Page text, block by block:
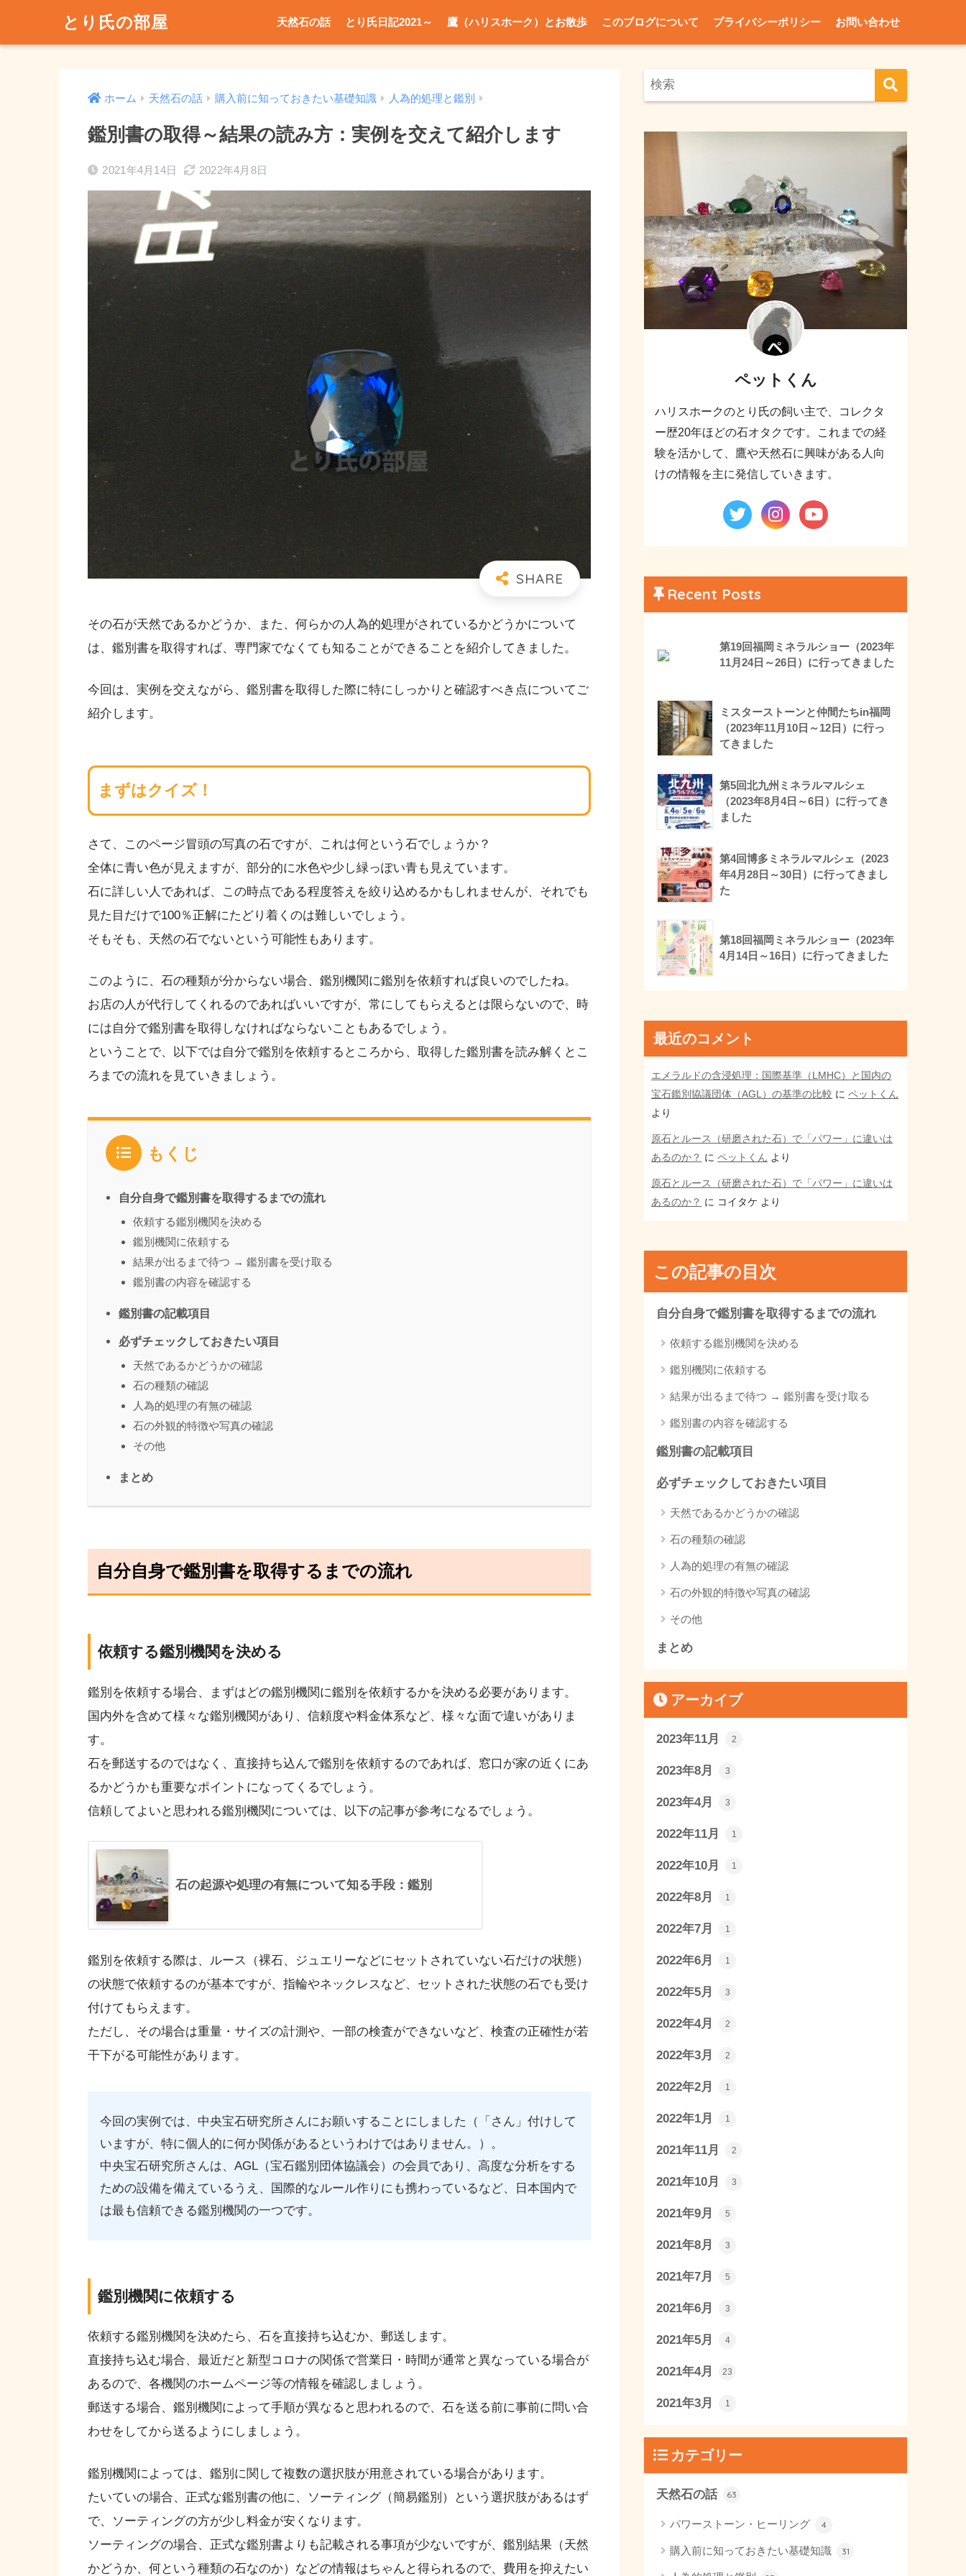
とり氏の部屋 天然石の話 とり氏日記2021～ 鷹（ハリスホーク）とお散歩 このブログについて プライバシーポリシー お問い合わせ
ホーム 天然石の話 購入前に知っておきたい基礎知識 人為的処理と鑑別
鑑別書の取得～結果の読み方：実例を交えて紹介します
2021年4月14日 2022年4月8日
その石が天然であるかどうか、また、何らかの人為的処理がされているかどうかについて
は、鑑別書を取得すれば、専門家でなくても知ることができることを紹介してきました。
今回は、実例を交えながら、鑑別書を取得した際に特にしっかりと確認すべき点についてご
紹介します。
まずはクイズ！
さて、このページ冒頭の写真の石ですが、これは何という石でしょうか？
全体に青い色が見えますが、部分的に水色や少し緑っぽい青も見えています。
石に詳しい人であれば、この時点である程度答えを絞り込めるかもしれませんが、それでも
見た目だけで100％正解にたどり着くのは難しいでしょう。
そもそも、天然の石でないという可能性もあります。
このように、石の種類が分からない場合、鑑別機関に鑑別を依頼すれば良いのでしたね。
お店の人が代行してくれるのであればいいですが、常にしてもらえるとは限らないので、時
には自分で鑑別書を取得しなければならないこともあるでしょう。
ということで、以下では自分で鑑別を依頼するところから、取得した鑑別書を読み解くとこ
ろまでの流れを見ていきましょう。
もくじ
自分自身で鑑別書を取得するまでの流れ
依頼する鑑別機関を決める
鑑別機関に依頼する
結果が出るまで待つ → 鑑別書を受け取る
鑑別書の内容を確認する
鑑別書の記載項目
必ずチェックしておきたい項目
天然であるかどうかの確認
石の種類の確認
人為的処理の有無の確認
石の外観的特徴や写真の確認
その他
まとめ
自分自身で鑑別書を取得するまでの流れ
依頼する鑑別機関を決める
鑑別を依頼する場合、まずはどの鑑別機関に鑑別を依頼するかを決める必要があります。
国内外を含めて様々な鑑別機関があり、信頼度や料金体系など、様々な面で違いがありま
す。
石を郵送するのではなく、直接持ち込んで鑑別を依頼するのであれば、窓口が家の近くにあ
るかどうかも重要なポイントになってくるでしょう。
信頼してよいと思われる鑑別機関については、以下の記事が参考になるでしょう。
石の起源や処理の有無について知る手段：鑑別
鑑別を依頼する際は、ルース（裸石、ジュエリーなどにセットされていない石だけの状態）
の状態で依頼するのが基本ですが、指輪やネックレスなど、セットされた状態の石でも受け
付けてもらえます。
ただし、その場合は重量・サイズの計測や、一部の検査ができないなど、検査の正確性が若
干下がる可能性があります。
今回の実例では、中央宝石研究所さんにお願いすることにしました（「さん」付けして
いますが、特に個人的に何か関係があるというわけではありません。）。
中央宝石研究所さんは、AGL（宝石鑑別団体協議会）の会員であり、高度な分析をする
ための設備を備えているうえ、国際的なルール作りにも携わっているなど、日本国内で
は最も信頼できる鑑別機関の一つです。
鑑別機関に依頼する
依頼する鑑別機関を決めたら、石を直接持ち込むか、郵送します。
直接持ち込む場合、最近だと新型コロナの関係で営業日・時間が通常と異なっている場合が
あるので、各機関のホームページ等の情報を確認しましょう。
郵送する場合、鑑別機関によって手順が異なると思われるので、石を送る前に事前に問い合
わせをしてから送るようにしましょう。
鑑別機関によっては、鑑別に関して複数の選択肢が用意されている場合があります。
たいていの場合、正式な鑑別書の他に、ソーティング（簡易鑑別）という選択肢があるはず
で、ソーティングの方が少し料金が安くなります。
ソーティングの場合、正式な鑑別書よりも記載される事項が少ないですが、鑑別結果（天然
かどうか、何という種類の石なのか）などの情報はちゃんと得られるので、費用を抑えたい
ペットくん
ハリスホークのとり氏の飼い主で、コレクタ
ー歴20年ほどの石オタクです。これまでの経
験を活かして、鷹や天然石に興味がある人向
けの情報を主に発信していきます。
Recent Posts
第19回福岡ミネラルショー（2023年
11月24日～26日）に行ってきました
ミスターストーンと仲間たちin福岡
（2023年11月10日～12日）に行っ
てきました
第5回北九州ミネラルマルシェ
（2023年8月4日～6日）に行ってき
ました
第4回博多ミネラルマルシェ（2023
年4月28日～30日）に行ってきまし
た
第18回福岡ミネラルショー（2023年
4月14日～16日）に行ってきました
最近のコメント
エメラルドの含浸処理：国際基準（LMHC）と国内の
宝石鑑別協議団体（AGL）の基準の比較 にペットくん
より
原石とルース（研磨された石）で「パワー」に違いは
あるのか？ にペットくん より
原石とルース（研磨された石）で「パワー」に違いは
あるのか？ に コイタケ より
この記事の目次
自分自身で鑑別書を取得するまでの流れ
依頼する鑑別機関を決める
鑑別機関に依頼する
結果が出るまで待つ → 鑑別書を受け取る
鑑別書の内容を確認する
鑑別書の記載項目
必ずチェックしておきたい項目
天然であるかどうかの確認
石の種類の確認
人為的処理の有無の確認
石の外観的特徴や写真の確認
その他
まとめ
アーカイブ
2023年11月 2
2023年8月 3
2023年4月 3
2022年11月 1
2022年10月 1
2022年8月 1
2022年7月 1
2022年6月 1
2022年5月 3
2022年4月 2
2022年3月 2
2022年2月 1
2022年1月 1
2021年11月 2
2021年10月 3
2021年9月 5
2021年8月 3
2021年7月 5
2021年6月 3
2021年5月 4
2021年4月 23
2021年3月 1
カテゴリー
天然石の話 63
パワーストーン・ヒーリング 4
購入前に知っておきたい基礎知識 31